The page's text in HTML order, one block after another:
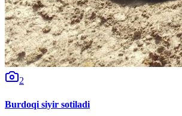
2
Burdoqi siyir sotiladi